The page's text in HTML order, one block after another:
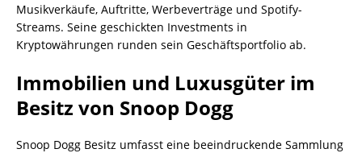
Musikverkäufe, Auftritte, Werbeverträge und Spotify-
Streams. Seine geschickten Investments in
Kryptowährungen runden sein Geschäftsportfolio ab.
Immobilien und Luxusgüter im
Besitz von Snoop Dogg
Snoop Dogg Besitz umfasst eine beeindruckende Sammlung